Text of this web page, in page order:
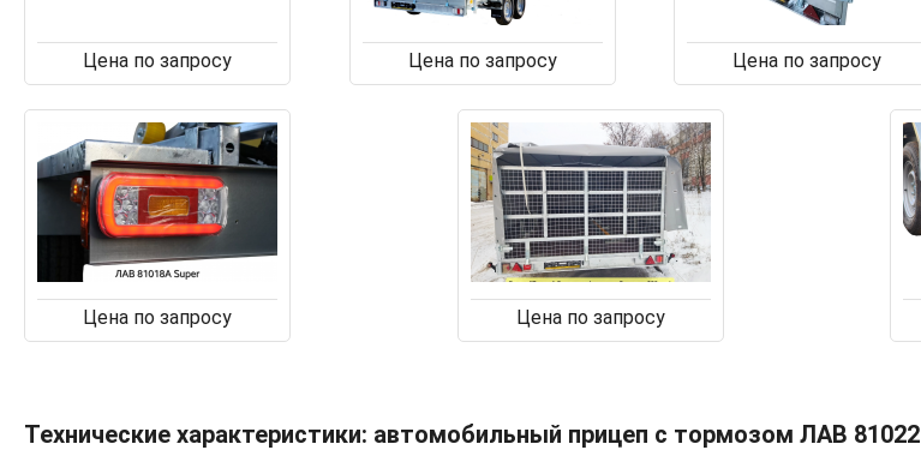
Цена по запросу Цена по запросу Цена по запросу
Цена по запросу Цена по запросу
Технические характеристики: автомобильный прицеп с тормозом ЛАВ 81022